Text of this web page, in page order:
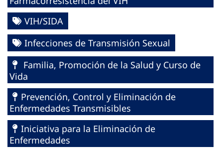
VIH/SIDA
Infecciones de Transmisión Sexual
Familia, Promoción de la Salud y Curso de
Vida
Prevención, Control y Eliminación de
Enfermedades Transmisibles
Iniciativa para la Eliminación de
Enfermedades